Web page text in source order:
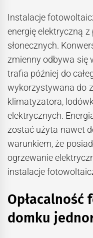
Instalacje
energię elektryczną
słonecznych.
zmienny odbywa się
trafia później do
wykorzystywana do
klimatyzatora,
elektrycznych.
zostać użyta nawet
warunkiem, że
ogrzewanie
instalacje
domku